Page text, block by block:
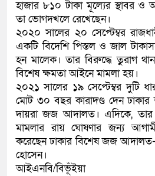
হাজার ৮১০ টাকা মূল্যের স্থাবর ও
তা ভোগদখলে রেখেছেন।
২০২০ সালের ২০ সেপ্টেম্বর
একটি বিদেশি পিস্তল ও জাল
হন মালেক। তার বিরুদ্ধে তুরাগ
বিশেষ ক্ষমতা আইনে মামলা হয়।
২০২১ সালের ১৯ সেপ্টেম্বর দুটি
মোট ৩০ বছর কারাদণ্ড দেন
দায়রা জজ আদালত। এদিকে,
মামলার রায় ঘোষণার জন্য
করেছেন ঢাকার বিশেষ জজ
হোসেন।
আইএনবি/বিভূঁইয়া